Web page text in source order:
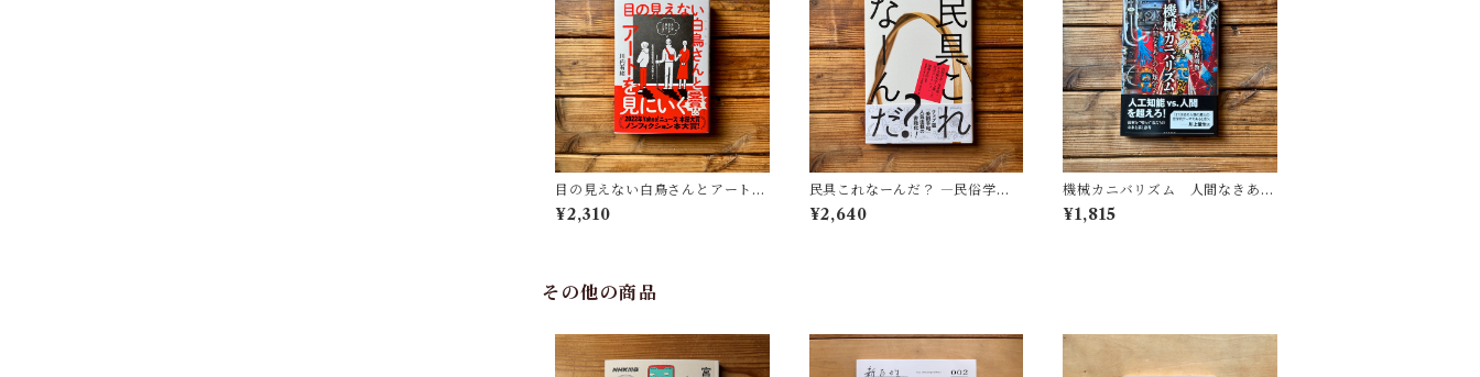
目の見えない白鳥さんとアートを
見にいく | 川内 有緒
¥2,310
民具これなーんだ？ ―民俗学
者・宮本常一が美術大学に遺した
民具コレクション | 加藤幸治(監
¥2,640
機械カニバリズム 人間なきあと
の人類学へ｜久保 明教
¥1,815
その他の商品